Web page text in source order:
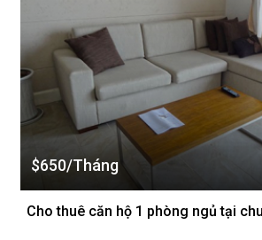
$650/Tháng